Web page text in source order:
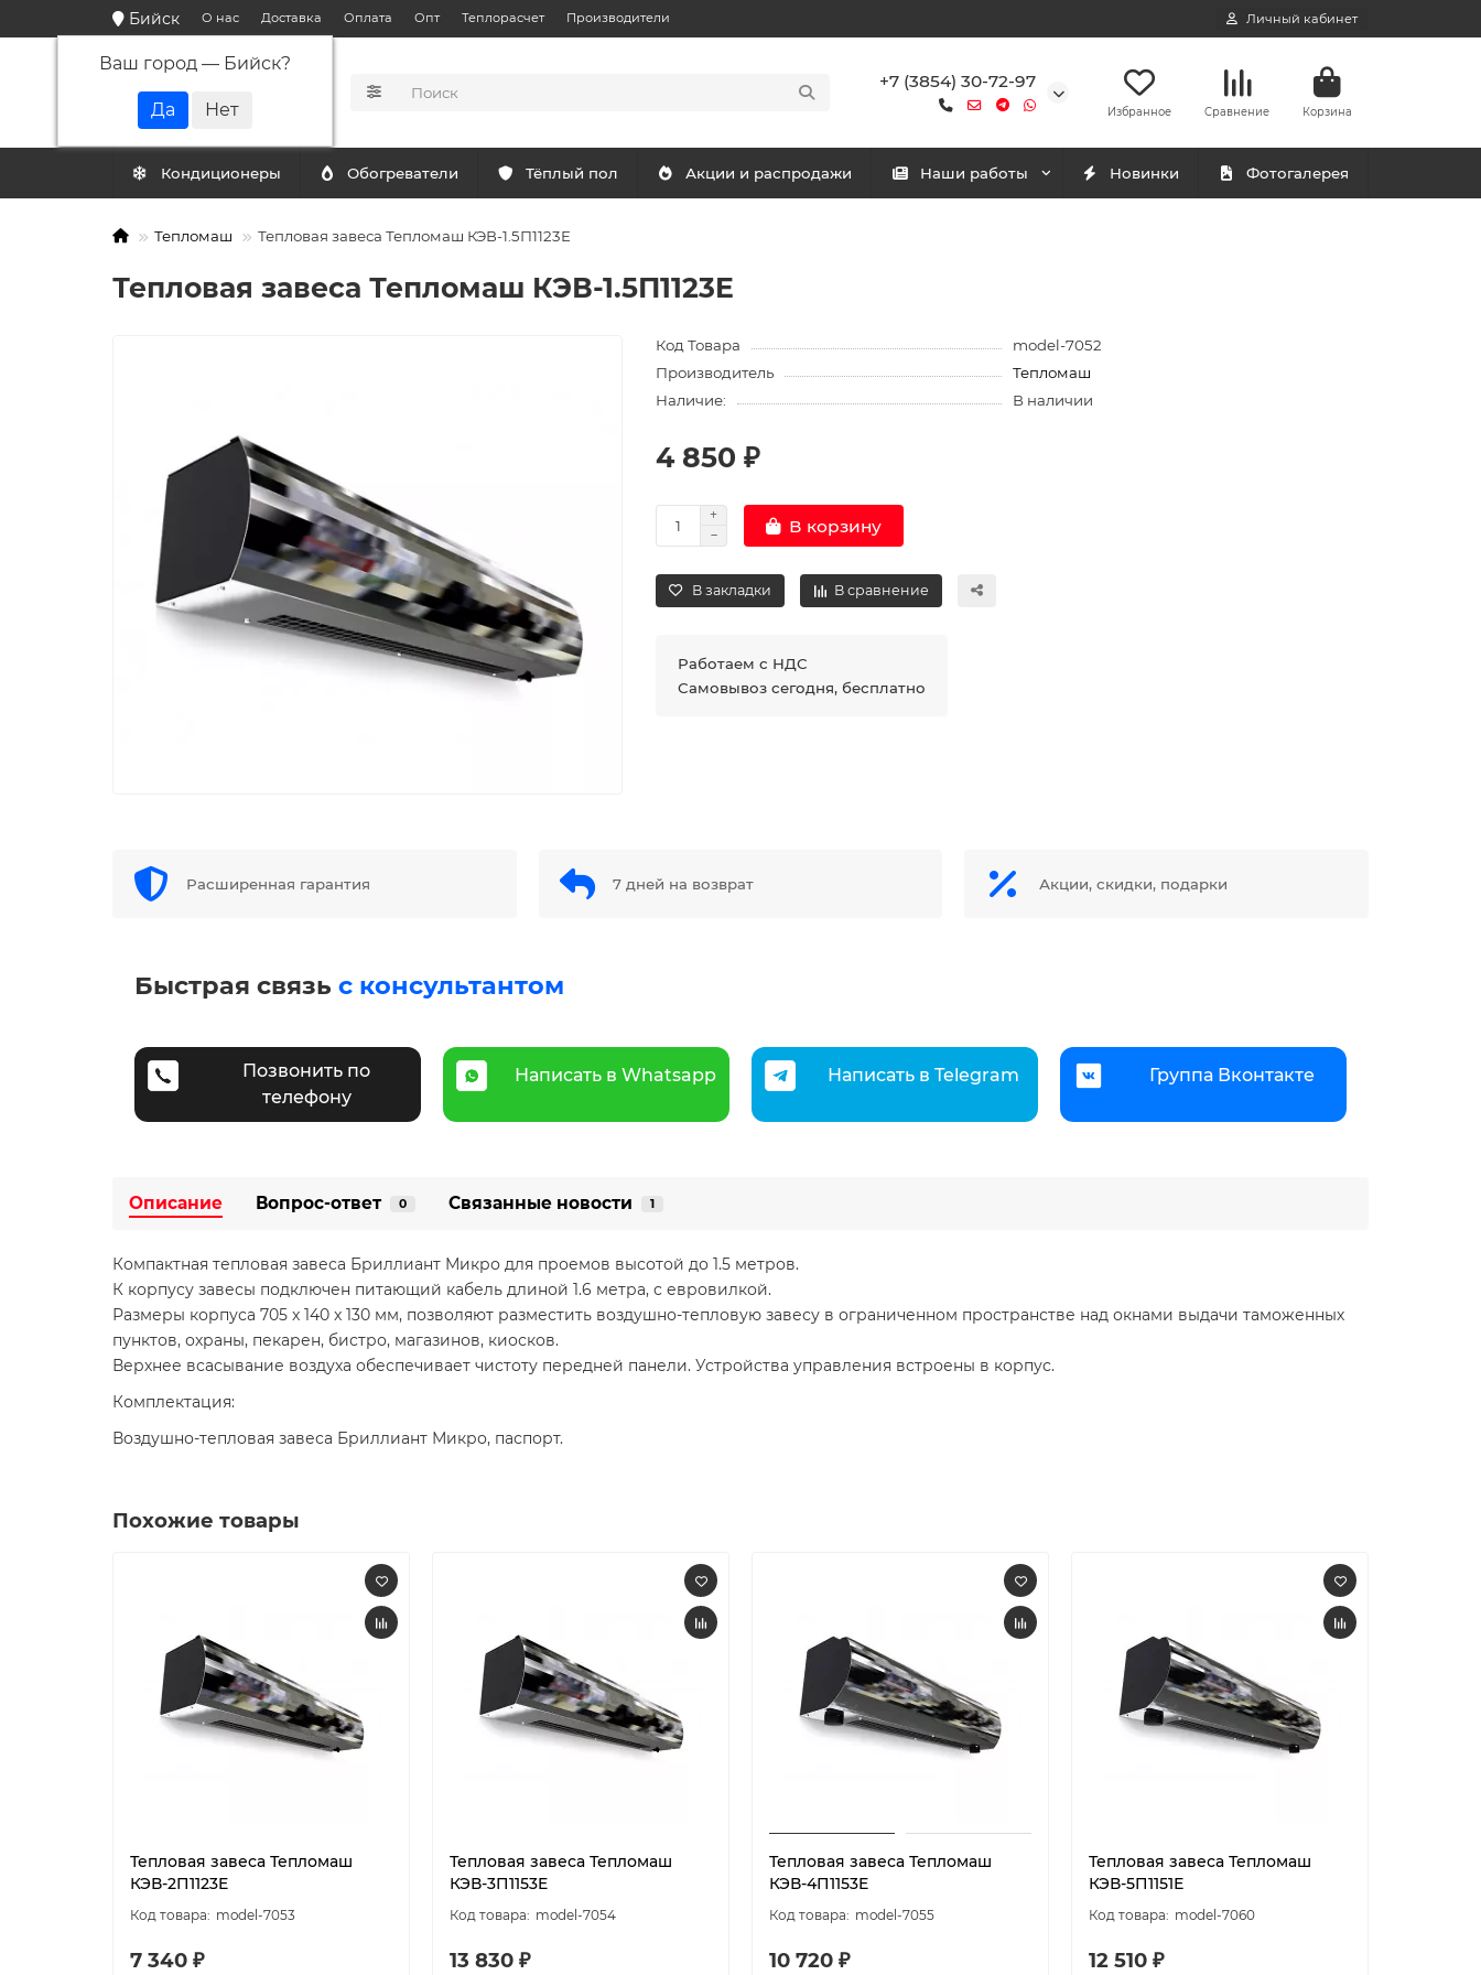
Бийск
Ваш город — Бийск?
О нас Доставка Оплата Опт Теплорасчет Производители Личный кабинет
+7 (3854) 30-72-97
Избранное Сравнение Корзина
Кондиционеры Обогреватели Тёплый пол Акции и распродажи Наши работы Новинки Фотогалерея
Тепломаш Тепловая завеса Тепломаш КЭВ-1.5П1123E
Тепловая завеса Тепломаш КЭВ-1.5П1123E
Код Товара
model-7052
Производитель
Тепломаш
Наличие:
В наличии
4 850 ₽
В корзину
В закладки В сравнение
Работаем с НДС
Самовывоз сегодня, бесплатно
Расширенная гарантия 7 дней на возврат Акции, скидки, подарки
Быстрая связь с консультантом
Позвонить по
телефону
Написать в Whatsapp Написать в Telegram Группа Вконтакте
Описание Вопрос-ответ 0 Связанные новости 1
Компактная тепловая завеса Бриллиант Микро для проемов высотой до 1.5 метров.
К корпусу завесы подключен питающий кабель длиной 1.6 метра, с евровилкой.
Размеры корпуса 705 x 140 x 130 мм, позволяют разместить воздушно-тепловую завесу в ограниченном пространстве над окнами выдачи таможенных
пунктов, охраны, пекарен, бистро, магазинов, киосков.
Верхнее всасывание воздуха обеспечивает чистоту передней панели. Устройства управления встроены в корпус.
Комплектация:
Воздушно-тепловая завеса Бриллиант Микро, паспорт.
Похожие товары
Тепловая завеса Тепломаш
КЭВ-2П1123E
model-7053
7 340 ₽
Тепловая завеса Тепломаш
КЭВ-3П1153E
model-7054
13 830 ₽
Тепловая завеса Тепломаш
КЭВ-4П1153E
model-7055
10 720 ₽
Тепловая завеса Тепломаш
КЭВ-5П1151Е
model-7060
12 510 ₽